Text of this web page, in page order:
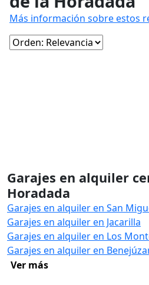
Más información sobre estos
Garajes en alquiler
Horadada
Garajes en alquiler en San
Garajes en alquiler en Jacarilla
Garajes en alquiler en Los
Garajes en alquiler en
Ver más